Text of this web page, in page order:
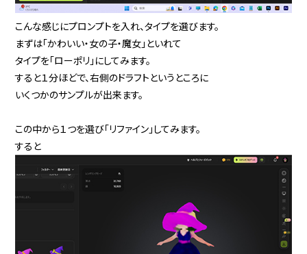
こんな感じにプロンプトを入れ、タイプを選びます。
まずは「かわいい・女の子・魔女」といれて
タイプを「ローポリ」にしてみます。
すると１分ほどで、右側のドラフトというところに
いくつかのサンプルが出来ます。
この中から１つを選び「リファイン」してみます。
すると